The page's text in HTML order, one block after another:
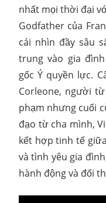
nhất mọi thời đại
Godfather của
cái nhìn đầy sâu
trung vào gia
gốc Ý quyền lực.
Corleone, người
phạm nhưng cuối
đạo từ cha mình,
kết hợp tinh tế
và tình yêu gia
hành động và đối